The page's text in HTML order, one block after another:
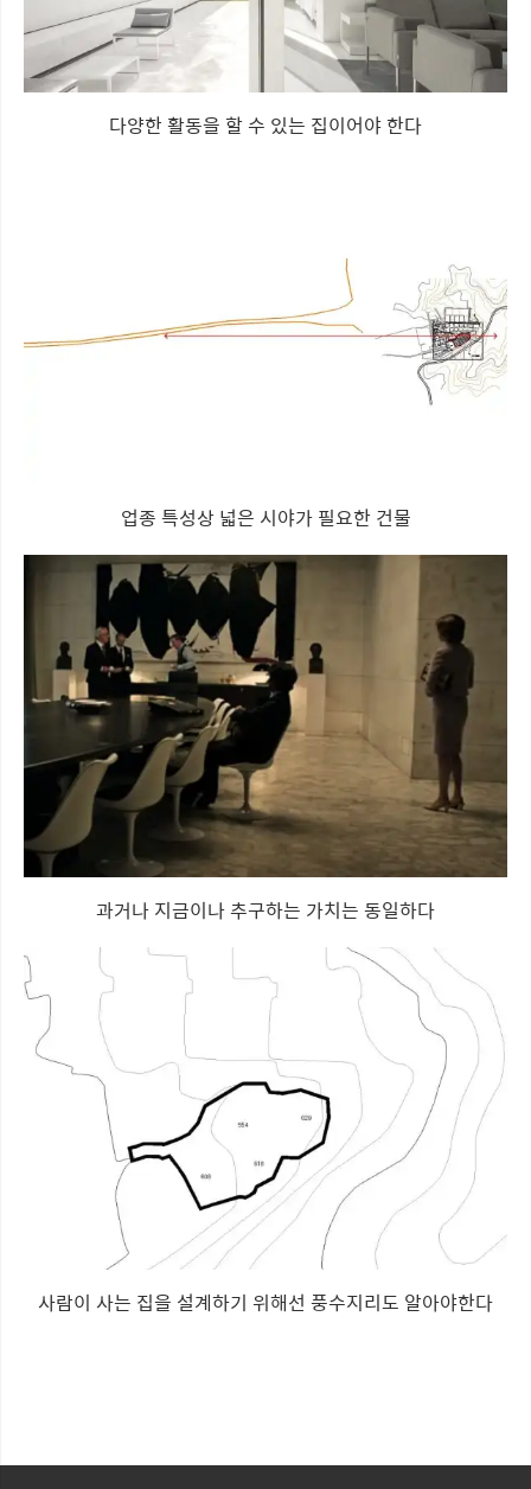
다양한 활동을 할 수 있는 집이어야 한다
업종 특성상 넓은 시야가 필요한 건물
과거나 지금이나 추구하는 가치는 동일하다
사람이 사는 집을 설계하기 위해선 풍수지리도 알아야한다